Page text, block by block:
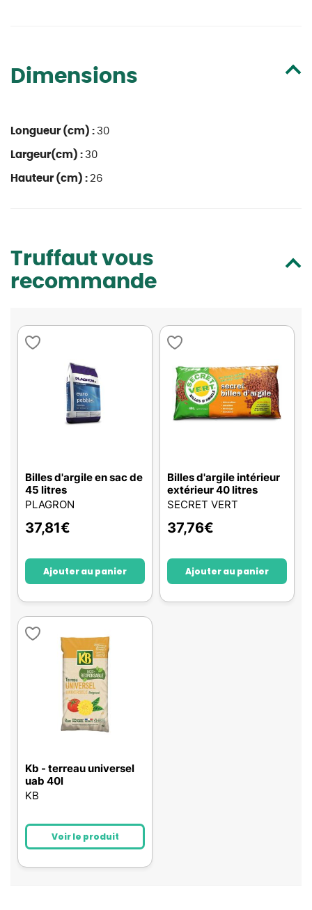
Dimensions
Longueur (cm) : 30
Largeur(cm) : 30
Hauteur (cm) : 26
Truffaut vous
recommande
Billes d'argile en sac de
45 litres
PLAGRON
37,81€
Ajouter au panier
Billes d'argile intérieur
extérieur 40 litres
SECRET VERT
37,76€
Ajouter au panier
Kb - terreau universel
uab 40l
KB
Voir le produit